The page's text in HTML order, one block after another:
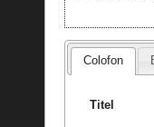
Colofon
Titel